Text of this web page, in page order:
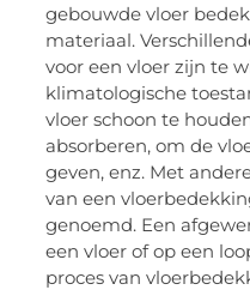
gebouwde vloer
materiaal.
voor een vloer zijn te
klimatologische
vloer schoon te
absorberen, om de
geven, enz. Met
van een
genoemd. Een
een vloer of op een
proces van